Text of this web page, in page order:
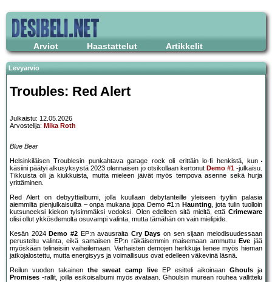
Arviot Haastattelut Artikkelit
Levyarvio
Troubles: Red Alert
Julkaistu: 12.05.2026
Arvostelija: Mika Roth
Blue Bear
Helsinkiläisen Troublesin punkahtava garage rock oli erittäin lo-fi henkistä, kun
käsiini päätyi alkusyksystä 2023 olennaisen jo otsikollaan kertonut Demo #1-julkaisu.
Tikkuista oli ja kiukkuista, mutta mieleen jäivät myös tempova asenne sekä hurja
yrittäminen.
Red Alert on debyyttialbumi, jolla kuullaan debytanteille yleiseen tyyliin palasia
aiemmilta pienjulkaisuilta – onpa mukana jopa Demo #1:n Haunting, jota tulin tuolloin
kutsuneeksi kiekon tylsimmäksi vedoksi. Olen edelleen sitä mieltä, että Crimeware
olisi ollut ykkösdemolta osuvampi valinta, mutta tämähän on vain mielipide.
Kesän 2024 Demo #2EP:n avausraita Cry Days on sen sijaan melodisuudessaan
perusteltu valinta, eikä samaisen EP:n räkäisemmin maisemaan ammuttu Eve jää
myöskään telineisiin vaiheilemaan. Varhaisten demojen herkkuja lienee myös hieman
jatkojalostettu, mutta energisyys ja voimallisuus ovat edelleen väkevinä läsnä.
Reilun vuoden takainen the sweat camp live EP esitteli aikoinaan Ghouls ja
Promises -rallit, joilla esikoisalbumi myös avataan. Ghoulsin murean rouhea vallittelu